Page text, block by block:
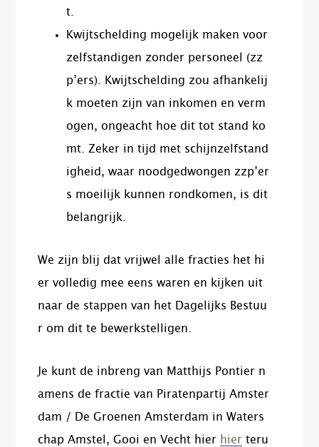
t.
Kwijtschelding mogelijk maken voor
zelfstandigen zonder personeel (zz
p’ers). Kwijtschelding zou afhankelij
k moeten zijn van inkomen en verm
ogen, ongeacht hoe dit tot stand ko
mt. Zeker in tijd met schijnzelfstand
igheid, waar noodgedwongen zzp’er
s moeilijk kunnen rondkomen, is dit
belangrijk.
We zijn blij dat vrijwel alle fracties het hi
er volledig mee eens waren en kijken uit
naar de stappen van het Dagelijks Bestuu
r om dit te bewerkstelligen.
Je kunt de inbreng van Matthijs Pontier n
amens de fractie van Piratenpartij Amster
dam​ / De Groenen Amsterdam​ in Waters
chap Amstel, Gooi en Vecht​ hier hierteru